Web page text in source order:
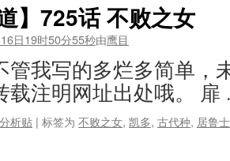
】725话 不败之女
日19时50分55秒由鹰目
管我写的多烂多简单，
载注明网址出处哦。
析贴 | 标签为 不败之女, 凯多, 古代种, 居鲁士